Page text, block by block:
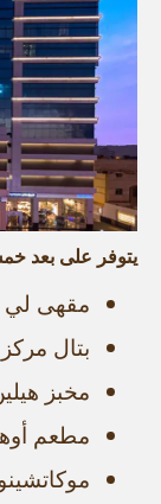
يتوفر على بعد
مقهى لي
بتال
مخبز
مطعم